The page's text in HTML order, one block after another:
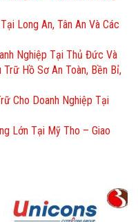
Long An, Tân An Và Các
Nghiệp Tại Thủ Đức Và
Hồ Sơ An Toàn, Bền Bỉ,
Cho Doanh Nghiệp Tại
Lớn Tại Mỹ Tho – Giao